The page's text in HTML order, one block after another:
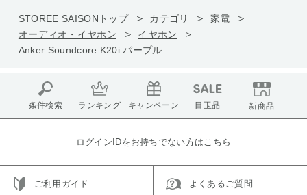
STOREE SAISONトップ カテゴリ
家電
オーディオ・イヤホン
イヤホン
Anker Soundcore K20i パープル
条件検索 ランキング キャンペーン 目玉品 新商品
ログインIDをお持ちでない方はこちら
ご利用ガイド よくあるご質問